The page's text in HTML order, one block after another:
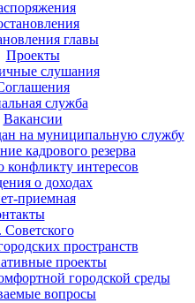
главы
Проекты
слушания
служба
Вакансии
на муниципальную службу
кадрового резерва
конфликту интересов
о доходах
приемная
Советского
пространств
проекты
городской среды
вопросы